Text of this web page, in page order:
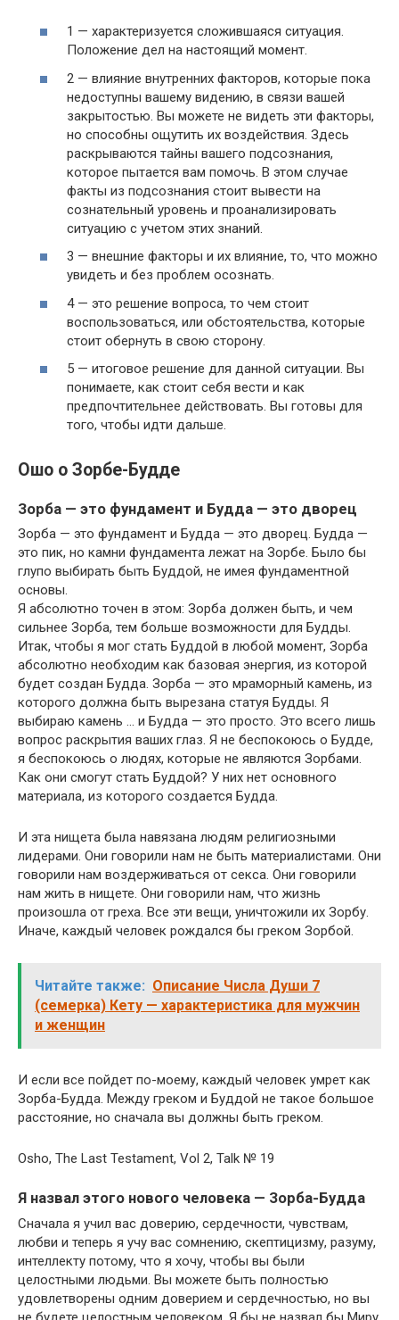
1 — характеризуется сложившаяся ситуация.
Положение дел на настоящий момент.
2 — влияние внутренних факторов, которые пока
недоступны вашему видению, в связи вашей
закрытостью. Вы можете не видеть эти факторы,
но способны ощутить их воздействия. Здесь
раскрываются тайны вашего подсознания,
которое пытается вам помочь. В этом случае
факты из подсознания стоит вывести на
сознательный уровень и проанализировать
ситуацию с учетом этих знаний.
3 — внешние факторы и их влияние, то, что можно
увидеть и без проблем осознать.
4 — это решение вопроса, то чем стоит
воспользоваться, или обстоятельства, которые
стоит обернуть в свою сторону.
5 — итоговое решение для данной ситуации. Вы
понимаете, как стоит себя вести и как
предпочтительнее действовать. Вы готовы для
того, чтобы идти дальше.
Ошо о Зорбе-Будде
Зорба — это фундамент и Будда — это дворец
Зорба — это фундамент и Будда — это дворец. Будда —
это пик, но камни фундамента лежат на Зорбе. Было бы
глупо выбирать быть Буддой, не имея фундаментной
основы.
Я абсолютно точен в этом: Зорба должен быть, и чем
сильнее Зорба, тем больше возможности для Будды.
Итак, чтобы я мог стать Буддой в любой момент, Зорба
абсолютно необходим как базовая энергия, из которой
будет создан Будда. Зорба — это мраморный камень, из
которого должна быть вырезана статуя Будды. Я
выбираю камень … и Будда — это просто. Это всего лишь
вопрос раскрытия ваших глаз. Я не беспокоюсь о Будде,
я беспокоюсь о людях, которые не являются Зорбами.
Как они смогут стать Буддой? У них нет основного
материала, из которого создается Будда.
И эта нищета была навязана людям религиозными
лидерами. Они говорили нам не быть материалистами. Они
говорили нам воздерживаться от секса. Они говорили
нам жить в нищете. Они говорили нам, что жизнь
произошла от греха. Все эти вещи, уничтожили их Зорбу.
Иначе, каждый человек рождался бы греком Зорбой.
Читайте также: Описание Числа Души 7
(семерка) Кету — характеристика для мужчин
и женщин
И если все пойдет по-моему, каждый человек умрет как
Зорба-Будда. Между греком и Буддой не такое большое
расстояние, но сначала вы должны быть греком.
Osho, The Last Testament, Vol 2, Talk № 19
Я назвал этого нового человека — Зорба-Будда
Сначала я учил вас доверию, сердечности, чувствам,
любви и теперь я учу вас сомнению, скептицизму, разуму,
интеллекту потому, что я хочу, чтобы вы были
целостными людьми. Вы можете быть полностью
удовлетворены одним доверием и сердечностью, но вы